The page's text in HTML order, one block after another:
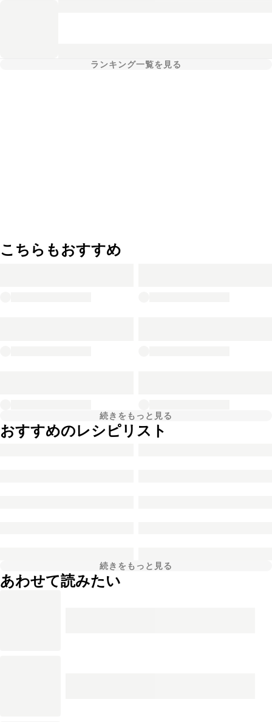
ランキング一覧を見る
こちらもおすすめ
続きをもっと見る
おすすめのレシピリスト
続きをもっと見る
あわせて読みたい